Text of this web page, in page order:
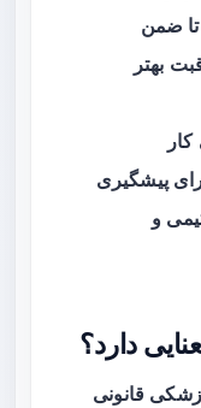
ضمن
بهتر
پیشگیری
و
دارد؟
قانونی